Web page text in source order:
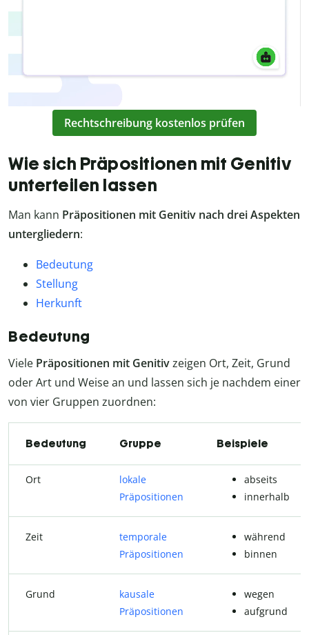
Rechtschreibung kostenlos prüfen
Wie sich Präpositionen mit Genitiv
unterteilen lassen
Man kann Präpositionen mit Genitiv nach drei Aspekten
untergliedern:
Bedeutung
Stellung
Herkunft
Bedeutung
Viele Präpositionen mit Genitivzeigen Ort, Zeit, Grund
oder Art und Weise an und lassen sich je nachdem einer
von vier Gruppen zuordnen:
Bedeutung Gruppe Beispiele
Ort
lokale
Präpositionen
abseits
innerhalb
Zeit
temporale
Präpositionen
während
binnen
Grund
kausale
Präpositionen
wegen
aufgrund